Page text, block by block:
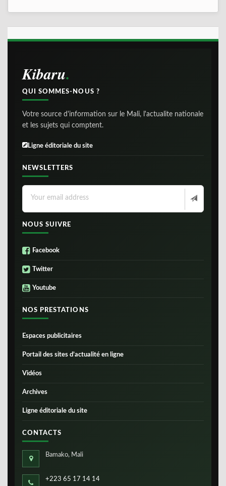
Kibaru
QUI SOMMES-NOUS ?
Votre source d'information sur le Mali, l'actualite nationale
et les sujets qui comptent.
Ligne éditoriale du site
NEWSLETTERS
NOUS SUIVRE
Facebook
Twitter
Youtube
NOS PRESTATIONS
Espaces publicitaires
Portail des sites d’actualité en ligne
Vidéos
Archives
Ligne éditoriale du site
CONTACTS
Bamako, Mali
+223 65 17 14 14